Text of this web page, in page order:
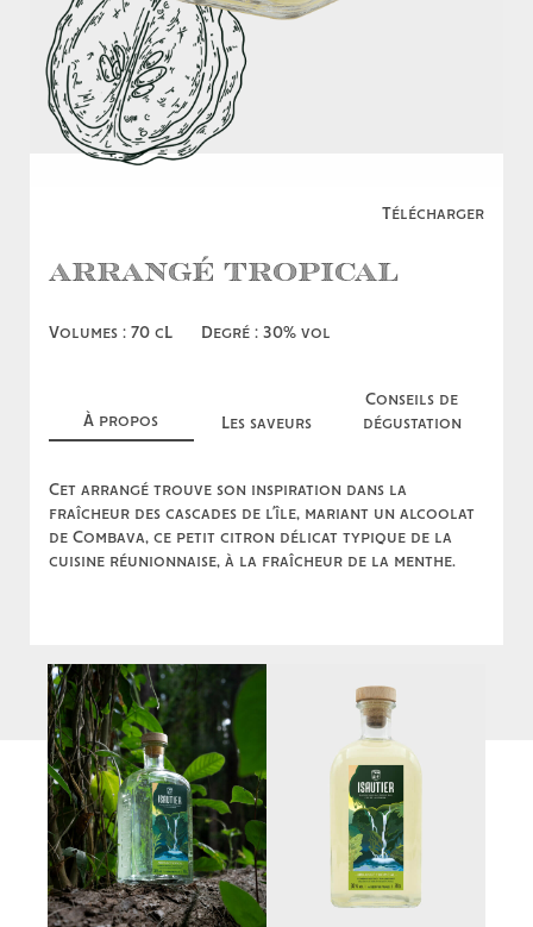
Télécharger
Arrangé Tropical
Volumes : 70 cL Degré : 30% vol
À propos Les saveurs
Conseils de
dégustation
Cet arrangé trouve son inspiration dans la
fraîcheur des cascades de l’île, mariant un alcoolat
de Combava, ce petit citron délicat typique de la
cuisine réunionnaise, à la fraîcheur de la menthe.